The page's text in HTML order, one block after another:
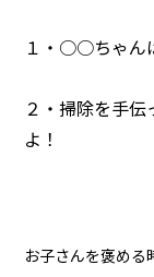
１・○○ちゃん
２・掃除を手
よ！
お子さんを褒める